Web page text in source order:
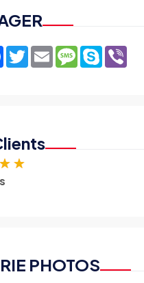
Facebook
TwitterEmailMessage
Skype
★ ★
PHOTOS